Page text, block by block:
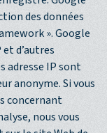
des données
». Google
d’autres
adresse IP sont
anonyme. Si vous
concernant
nous vous